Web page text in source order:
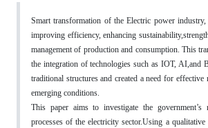
Smart transformation of the Electric power
improving efficiency, enhancing
management of production and consumption. This
the integration of technologies such as IOT, AI,and
traditional structures and created a need for
emerging conditions.
This paper aims to investigate the
processes of the electricity sector.Using a qualitative